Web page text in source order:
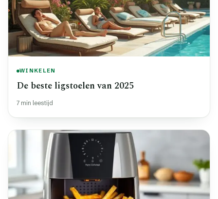
WINKELEN
De beste ligstoelen van 2025
7 min leestijd